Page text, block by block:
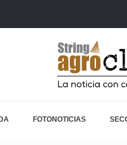
FOTONOTICIAS